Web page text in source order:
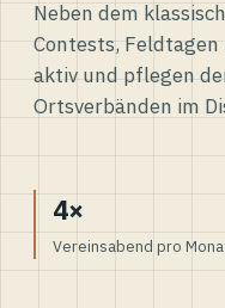
Neben dem
Contests,
aktiv und pflegen
Ortsverbänden im
4×
Vereinsabend pro